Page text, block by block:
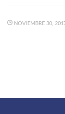
NOVIEMBRE 30,